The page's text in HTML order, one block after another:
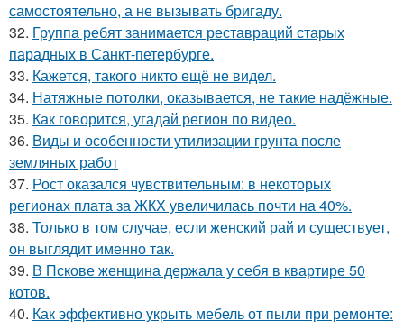
самостоятельно, а не вызывать бригаду.
32. Группа ребят занимается реставраций старых
парадных в Санкт-петербурге.
33. Кажется, такого никто ещё не видел.
34. Натяжные потолки, оказывается, не такие надёжные.
35. Как говорится, угадай регион по видео.
36. Виды и особенности утилизации грунта после
земляных работ
37. Рост оказался чувствительным: в некоторых
регионах плата за ЖКХ увеличилась почти на 40%.
38. Только в том случае, если женский рай и существует,
он выглядит именно так.
39. В Пскове женщина держала у себя в квартире 50
котов.
40. Как эффективно укрыть мебель от пыли при ремонте: